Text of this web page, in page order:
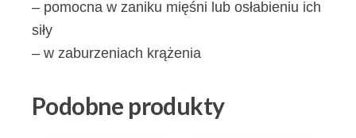
– pomocna w zaniku mięśni lub osłabieniu ich
siły
– w zaburzeniach krążenia
Podobne produkty